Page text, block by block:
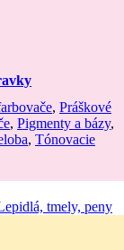
, Práškové
, Pigmenty a bázy,
, Tónovacie
tmely, peny